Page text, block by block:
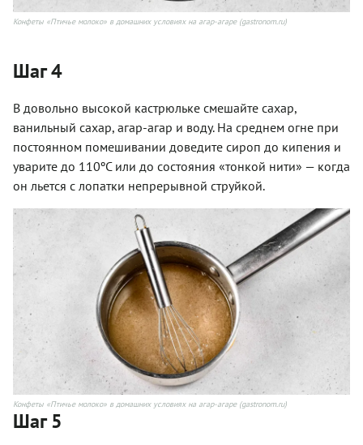
Конфеты «Птичье молоко» в домашних условиях на агар-агаре (gastronom.ru)
Шаг 4
В довольно высокой кастрюльке смешайте сахар,
ванильный сахар, агар-агар и воду. На среднем огне при
постоянном помешивании доведите сироп до кипения и
уварите до 110ºC или до состояния «тонкой нити» — когда
он льется с лопатки непрерывной струйкой.
Конфеты «Птичье молоко» в домашних условиях на агар-агаре (gastronom.ru)
Шаг 5